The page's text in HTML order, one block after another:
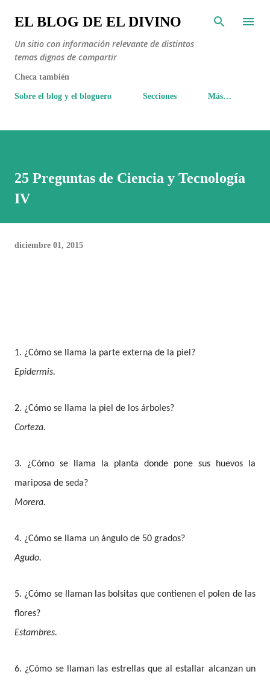
Ir al contenido principal
EL BLOG DE EL DIVINO
Un sitio con información relevante de distintos
temas dignos de compartir
Checa también
Sobre el blog y el bloguero Secciones Más…
25 Preguntas de Ciencia y Tecnología
IV
diciembre 01, 2015
1. ¿Cómo se llama la parte externa de la piel?
Epidermis.
2. ¿Cómo se llama la piel de los árboles?
Corteza.
3. ¿Cómo se llama la planta donde pone sus huevos la
mariposa de seda?
Morera.
4. ¿Cómo se llama un ángulo de 50 grados?
Agudo.
5. ¿Cómo se llaman las bolsitas que contienen el polen de las
flores?
Estambres.
6. ¿Cómo se llaman las estrellas que al estallar alcanzan un